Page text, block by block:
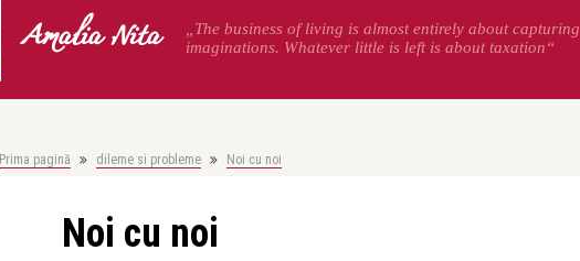
Amalia Nita
„The business of living is almost entirely about capturing
imaginations. Whatever little is left is about taxation“
Prima pagină dileme si probleme Noi cu noi
Noi cu noi